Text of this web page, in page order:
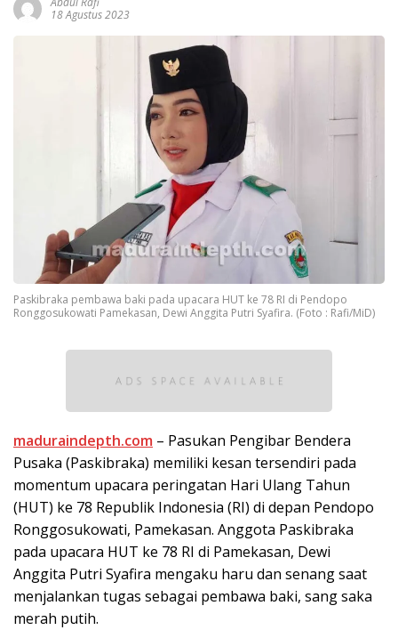
18 Agustus 2023
Paskibraka pembawa baki pada upacara HUT ke 78 RI di Pendopo
Ronggosukowati Pamekasan, Dewi Anggita Putri Syafira. (Foto : Rafi/MiD)
maduraindepth.com – Pasukan Pengibar Bendera
Pusaka (Paskibraka) memiliki kesan tersendiri pada
momentum upacara peringatan Hari Ulang Tahun
(HUT) ke 78 Republik Indonesia (RI) di depan Pendopo
Ronggosukowati, Pamekasan. Anggota Paskibraka
pada upacara HUT ke 78 RI di Pamekasan, Dewi
Anggita Putri Syafira mengaku haru dan senang saat
menjalankan tugas sebagai pembawa baki, sang saka
merah putih.